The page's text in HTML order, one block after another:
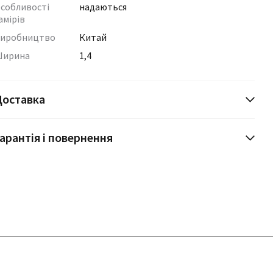
надаються
Китай
1,4
і повернення